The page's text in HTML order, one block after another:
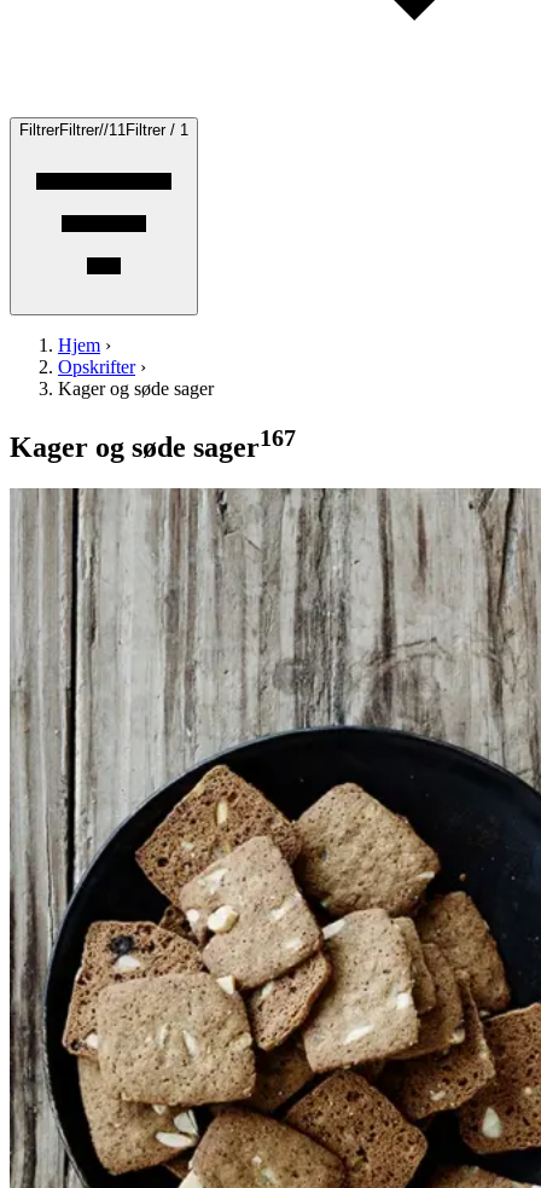
FiltrerFiltrer//1 1 Filtrer / 1
Hjem ›
Opskrifter›
Kager og søde sager
Kager og søde sager167
BrunkagerBrunkage
r
Gem opskrift
Disse forrygende brunkager
smages til med appelsinskal og er
uden sukat. Du kan dog tilsætte
25 g hakket sukat, hvis du ønsker
det. Det er essentielt, at du ikke
overbager dem; knashårde
brunkager er der ikke meget ved.